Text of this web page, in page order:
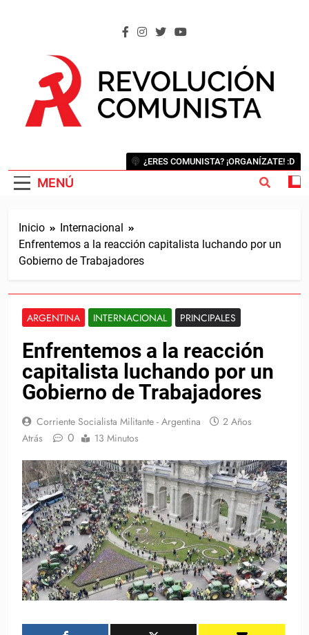
MENÚ
¿ERES COMUNISTA? ¡ORGANÍZATE! :D
Inicio
Internacional
Enfrentemos a la reacción capitalista luchando por un
Gobierno de Trabajadores
ARGENTINA INTERNACIONAL PRINCIPALES
Enfrentemos a la reacción
capitalista luchando por un
Gobierno de Trabajadores
Corriente Socialista Militante - Argentina
2 Años
Atrás
0 13 Minutos